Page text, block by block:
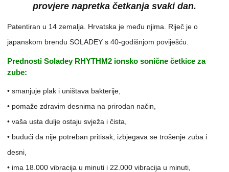
provjere napretka četkanja svaki dan.
Patentiran u 14 zemalja. Hrvatska je među njima. Riječ je o
japanskom brendu SOLADEY s 40-godišnjom poviješću.
Prednosti Soladey RHYTHM2 ionsko sonične četkice za
zube:
• smanjuje plak i uništava bakterije,
• pomaže zdravim desnima na prirodan način,
• vaša usta dulje ostaju svježa i čista,
• budući da nije potreban pritisak, izbjegava se trošenje zuba i
desni,
• ima 18.000 vibracija u minuti i 22.000 vibracija u minuti,